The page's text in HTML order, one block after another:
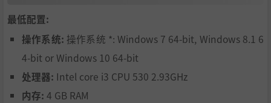
全新的竞技场
舞动步伐，在全世界10座全新竞技球场中崭露头角。 在加利
福尼亚的阳光沙滩中飞身灌篮，在首尔的绚丽霓虹下秀出技
巧，亦或是前往澳洲内陆一决高下。
最低配置:
操作系统: 操作系统 *: Windows 7 64-bit, Windows 8.1 6
4-bit or Windows 10 64-bit
处理器: Intel core i3 CPU 530 2.93GHz
内存: 4 GB RAM